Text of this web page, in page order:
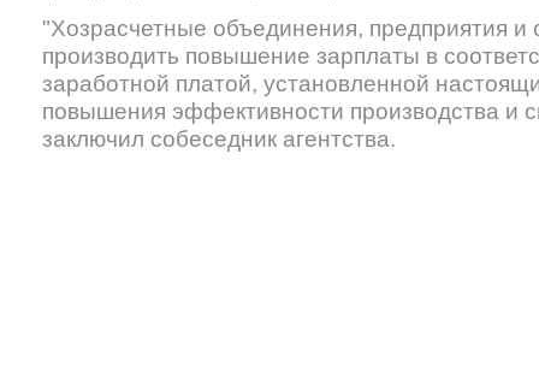
"Хозрасчетные объединения, предприятия и
производить повышение зарплаты в
заработной платой, установленной
повышения эффективности производства и
заключил собеседник агентства.